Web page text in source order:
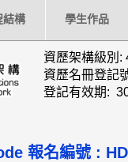
結構 學生作品
資歷架構級別:
資歷名冊登記
登記有效期:
報名編號 :